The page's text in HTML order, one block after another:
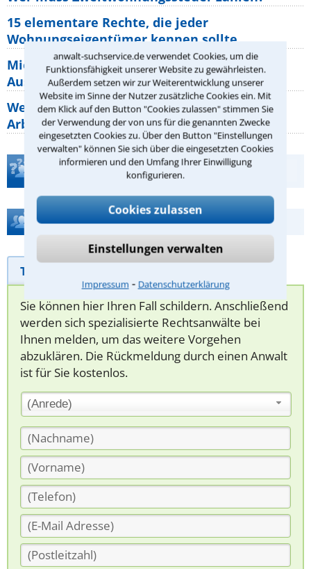
anwalt-suchservice.de verwendet Cookies, um die
Funktionsfähigkeit unserer Website zu gewährleisten.
Außerdem setzen wir zur Weiterentwicklung unserer
Website im Sinne der Nutzer zusätzliche Cookies ein. Mit
dem Klick auf den Button "Cookies zulassen" stimmen Sie
der Verwendung der von uns für die genannten Zwecke
eingesetzten Cookies zu. Über den Button "Einstellungen
verwalten" können Sie sich über die eingesetzten Cookies
informieren und den Umfang Ihrer Einwilligung
konfigurieren.
Cookies zulassen
Einstellungen verwalten
Impressum ⁃ Datenschutzerklärung
15 elementare Rechte, die jeder
Wohnungseigentümer kennen sollte
Mietpreisbremse 2026: Alle Regeln,
Ausnahmen und Rechte für Mieter
Welche Regeln für Teilnahme, Urlaub,
Arbeitszeit gelten beim
Teste Dein Rechtswissen
Hilfe bei Ihrer Anwaltsuche?
Telefonhilfe
Sie können hier Ihren Fall schildern. Anschließend
werden sich spezialisierte Rechtsanwälte bei
Ihnen melden, um das weitere Vorgehen
abzuklären. Die Rückmeldung durch einen Anwalt
ist für Sie kostenlos.
(Anrede)